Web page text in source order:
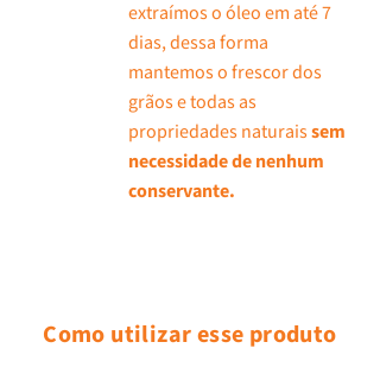
extraímos o óleo em até 7
dias, dessa forma
mantemos o frescor dos
grãos e todas as
propriedades naturaissem
necessidade de nenhum
conservante.
Como utilizar esse produto